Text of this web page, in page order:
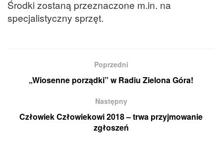
Środki zostaną przeznaczone m.in. na
specjalistyczny sprzęt.
Poprzedni
„Wiosenne porządki” w Radiu Zielona Góra!
Następny
Człowiek Człowiekowi 2018 – trwa przyjmowanie
zgłoszeń